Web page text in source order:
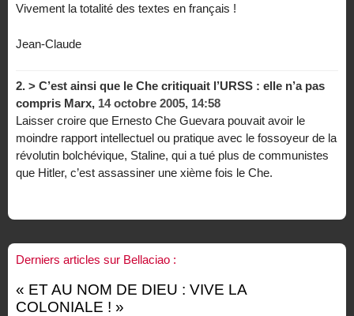
Vivement la totalité des textes en français !
Jean-Claude
2. > C’est ainsi que le Che critiquait l’URSS : elle n’a pas
compris Marx, 14 octobre 2005, 14:58
Laisser croire que Ernesto Che Guevara pouvait avoir le
moindre rapport intellectuel ou pratique avec le fossoyeur de la
révolutin bolchévique, Staline, qui a tué plus de communistes
que Hitler, c’est assassiner une xième fois le Che.
Derniers articles sur Bellaciao :
« ET AU NOM DE DIEU : VIVE LA
COLONIALE ! »